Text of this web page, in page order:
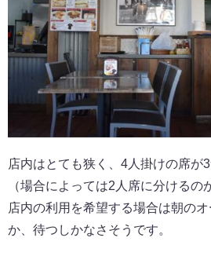
店内はとても狭く、4人掛けの席が3
（場合によっては2人席に分けるの
店内の利用を希望する場合は朝のオ
か、待つしかなさそうです。